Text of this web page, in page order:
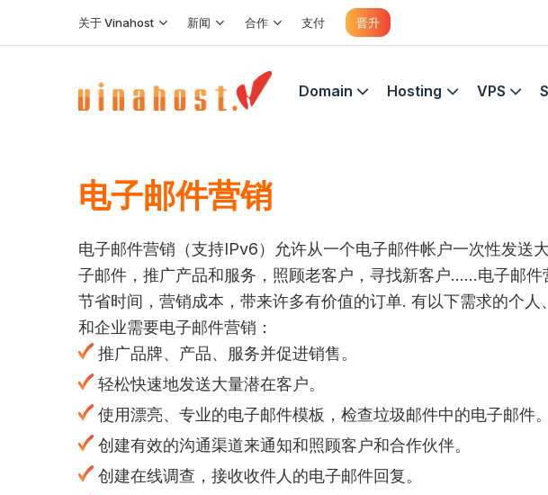
关于 Vinahost 新闻 合作 支付 晋升
Domain Hosting VPS
电子邮件营销
电子邮件营销（支持IPv6）允许从一个电子邮件帐户一次性发送
子邮件，推广产品和服务，照顾老客户，寻找新客户……电子邮件
节省时间，营销成本，带来许多有价值的订单. 有以下需求的个人
和企业需要电子邮件营销：
推广品牌、产品、服务并促进销售。
轻松快速地发送大量潜在客户。
使用漂亮、专业的电子邮件模板，检查垃圾邮件中的电子邮件。
创建有效的沟通渠道来通知和照顾客户和合作伙伴。
创建在线调查，接收收件人的电子邮件回复。